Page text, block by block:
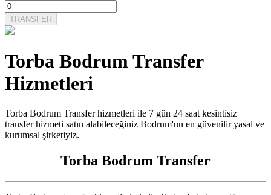
TRANSFER
Torba Bodrum Transfer
Hizmetleri
Torba Bodrum Transfer hizmetleri ile 7 gün 24 saat kesintisiz
transfer hizmeti satın alabileceğiniz Bodrum'un en güvenilir yasal ve
kurumsal şirketiyiz.
Torba Bodrum Transfer